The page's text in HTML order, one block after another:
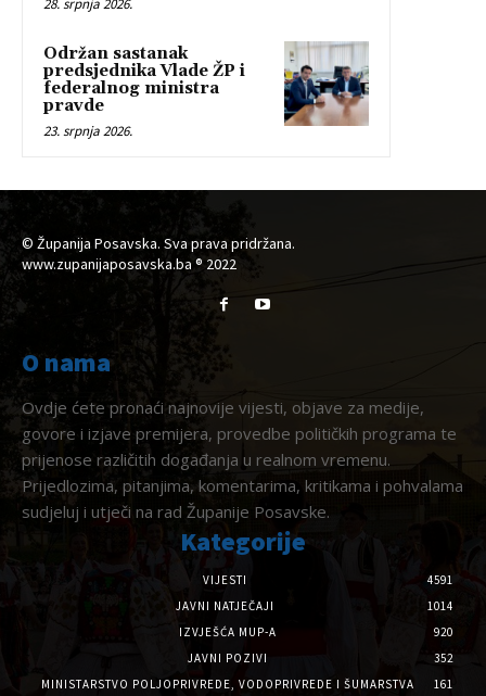
Održan sastanak
predsjednika Vlade ŽP i
federalnog ministra
pravde
23. srpnja 2026.
© Županija Posavska. Sva prava pridržana.
www.zupanijaposavska.ba ® 2022
O nama
Ovdje ćete pronaći najnovije vijesti, objave za medije,
govore i izjave premijera, provedbe političkih programa te
prijenose različitih događanja u realnom vremenu.
Prijedlozima, pitanjima, komentarima, kritikama i pohvalama
sudjeluj i utječi na rad Županije Posavske.
Kategorije
VIJESTI
4591
JAVNI NATJEČAJI
1014
IZVJEŠĆA MUP-A
920
JAVNI POZIVI
352
MINISTARSTVO POLJOPRIVREDE, VODOPRIVREDE I ŠUMARSTVA
161